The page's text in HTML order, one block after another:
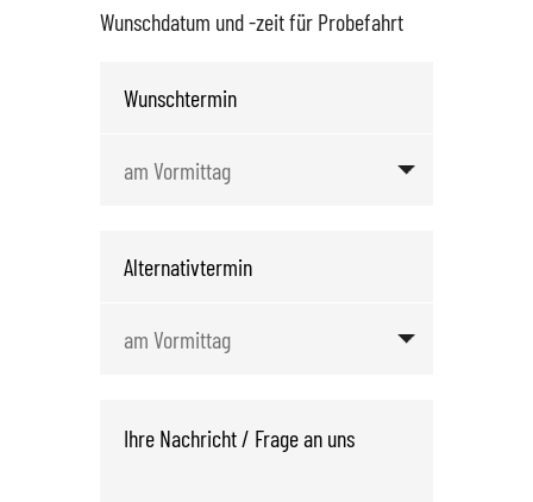
Wunschdatum und -zeit für Probefahrt